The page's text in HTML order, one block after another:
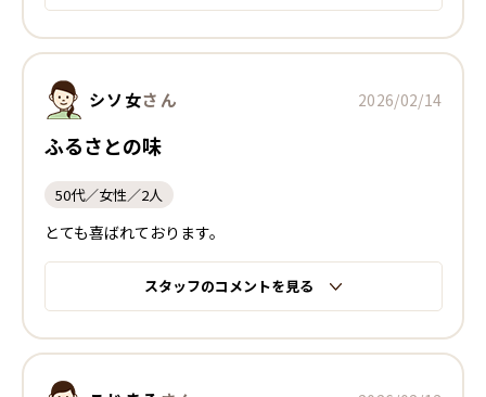
シソ女さん 2026/02/14
ふるさとの味
50代／女性／2人
とても喜ばれております。
スタッフのコメントを見る